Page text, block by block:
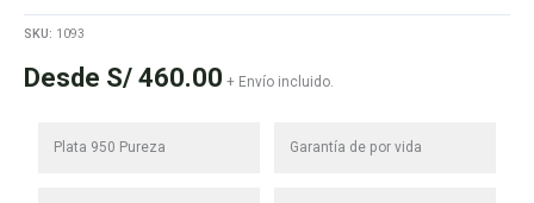
SKU: 1093
Desde S/ 460.00 + Envío incluido.
Plata 950 Pureza Garantía de por vida